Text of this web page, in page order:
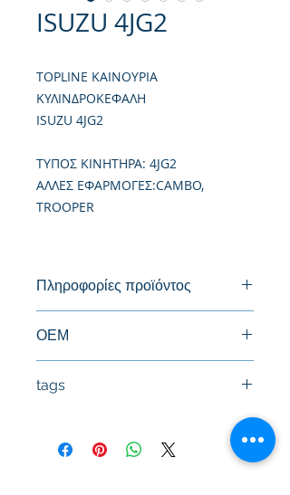
ISUZU 4JG2
TOPLINE ΚΑΙΝΟΥΡΙΑ
ΚΥΛΙΝΔΡΟΚΕΦΑΛΗ
ISUZU 4JG2
TΥΠΟΣ ΚΙΝΗΤΗΡΑ: 4JG2
ΑΛΛΕΣ ΕΦΑΡΜΟΓΕΣ:CAMBO,
TROOPER
Πληροφορίες προϊόντος
ΟΕΜ
tags
#Κυλινδροκεφαλή #Κεφαλάρι
#TPTOPLINE